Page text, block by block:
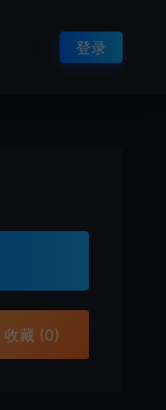
登录
收藏 (0)